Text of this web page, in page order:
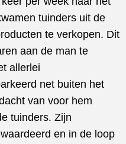
tuinders uit de
te verkopen. Dit
aan de man te
allerlei
net buiten het
van voor hem
tuinders. Zijn
en in de loop